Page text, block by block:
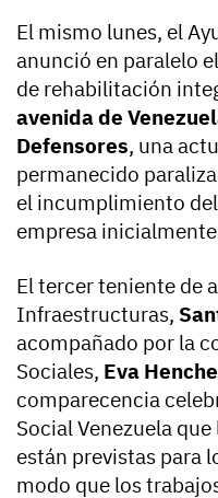
El mismo lunes, el
anunció en paralelo
de rehabilitación
avenida de
Defensores, una
permanecido
el incumplimiento
empresa
El tercer teniente de
Infraestructuras,
acompañado por la
Sociales, Eva Henche
comparecencia
Social Venezuela
están previstas para
modo que los